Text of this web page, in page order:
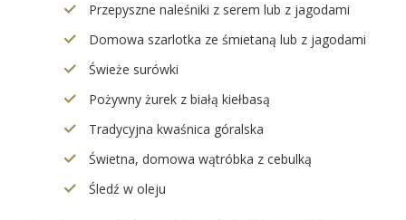
Przepyszne naleśniki z serem lub z jagodami
Domowa szarlotka ze śmietaną lub z jagodami
Świeże surówki
Pożywny żurek z białą kiełbasą
Tradycyjna kwaśnica góralska
Świetna, domowa wątróbka z cebulką
Śledź w oleju